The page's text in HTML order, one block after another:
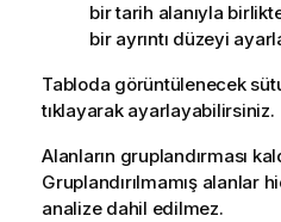
bir tarih alanıyla
bir ayrıntı düzeyi
Tabloda görüntülenecek
tıklayarak ayarlayabilirsiniz.
Alanların gruplandırması
Gruplandırılmamış alanlar
analize dahil edilmez.